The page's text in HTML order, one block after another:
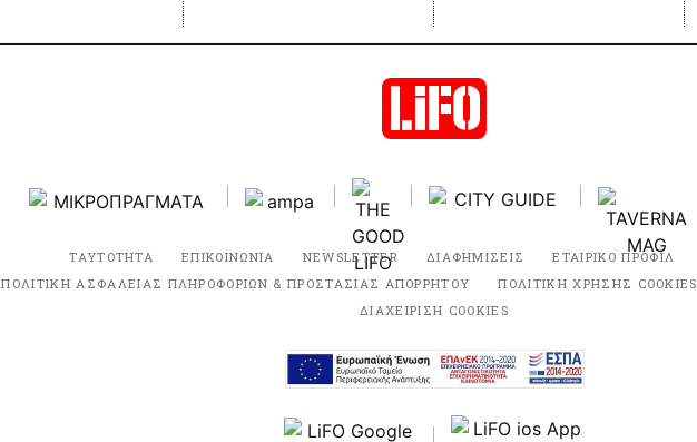
ΤΑΥΤΟΤΗΤΑ ΕΠΙΚΟΙΝΩΝΙΑ NEWSLETTER ΔΙΑΦΗΜΙΣΕΙΣ ΕΤΑΙΡΙΚΟ ΠΡΟΦΙΛ
ΠΟΛΙΤΙΚΗ ΑΣΦΑΛΕΙΑΣ ΠΛΗΡΟΦΟΡΙΩΝ & ΠΡΟΣΤΑΣΙΑΣ ΑΠΟΡΡΗΤΟΥ
ΠΟΛΙΤΙΚΗ ΧΡΗΣΗΣ COOKIES
ΔΙΑΧΕΙΡΙΣΗ COOKIES